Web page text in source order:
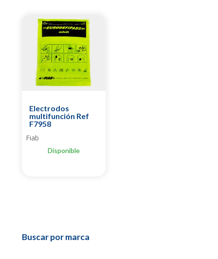
Electrodos
multifunción Ref
F7958
Fiab
Disponible
Buscar por marca